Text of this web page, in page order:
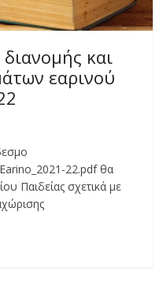
και
εαρινού
22.pdf θα
Παιδείας σχετικά με